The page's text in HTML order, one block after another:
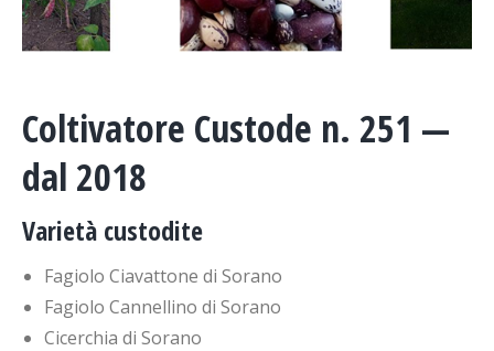
Coltivatore Custode n. 251 —
dal 2018
Varietà custodite
Fagiolo Ciavattone di Sorano
Fagiolo Cannellino di Sorano
Cicerchia di Sorano